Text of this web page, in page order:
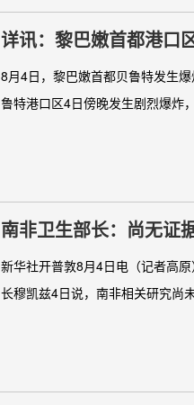
详讯：黎巴嫩首都港口
8月4日，黎巴嫩首都贝鲁特发生
鲁特港口区4日傍晚发生剧烈爆炸
南非卫生部长：尚无证
新华社开普敦8月4日电（记者高
长穆凯兹4日说，南非相关研究尚